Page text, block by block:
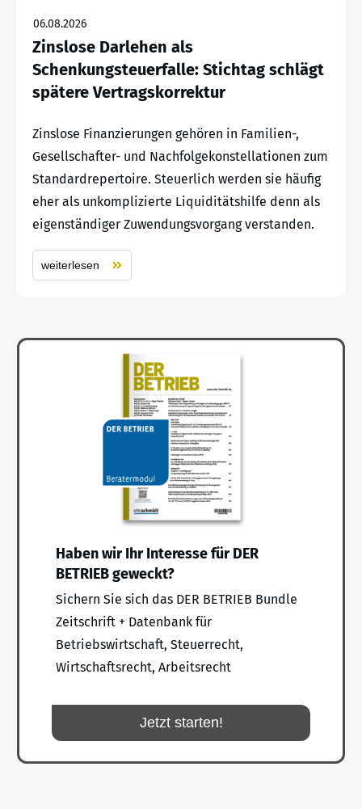
06.08.2026
Zinslose Darlehen als
Schenkungsteuerfalle: Stichtag schlägt
spätere Vertragskorrektur
Zinslose Finanzierungen gehören in Familien-,
Gesellschafter- und Nachfolgekonstellationen zum
Standardrepertoire. Steuerlich werden sie häufig
eher als unkomplizierte Liquiditätshilfe denn als
eigenständiger Zuwendungsvorgang verstanden.
weiterlesen
Haben wir Ihr Interesse für DER
BETRIEB geweckt?
Sichern Sie sich das DER BETRIEB Bundle
Zeitschrift + Datenbank für
Betriebswirtschaft, Steuerrecht,
Wirtschaftsrecht, Arbeitsrecht
Jetzt starten!